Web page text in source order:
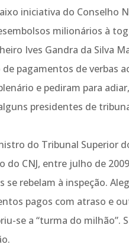
iniciativa do Conselho
milionários à
Ives Gandra da Silva
pagamentos de verbas
e pediram para
presidentes de
do Tribunal Superior
do CNJ, entre julho de
se rebelam à inspeção.
pagos com atraso e
se a “turma do